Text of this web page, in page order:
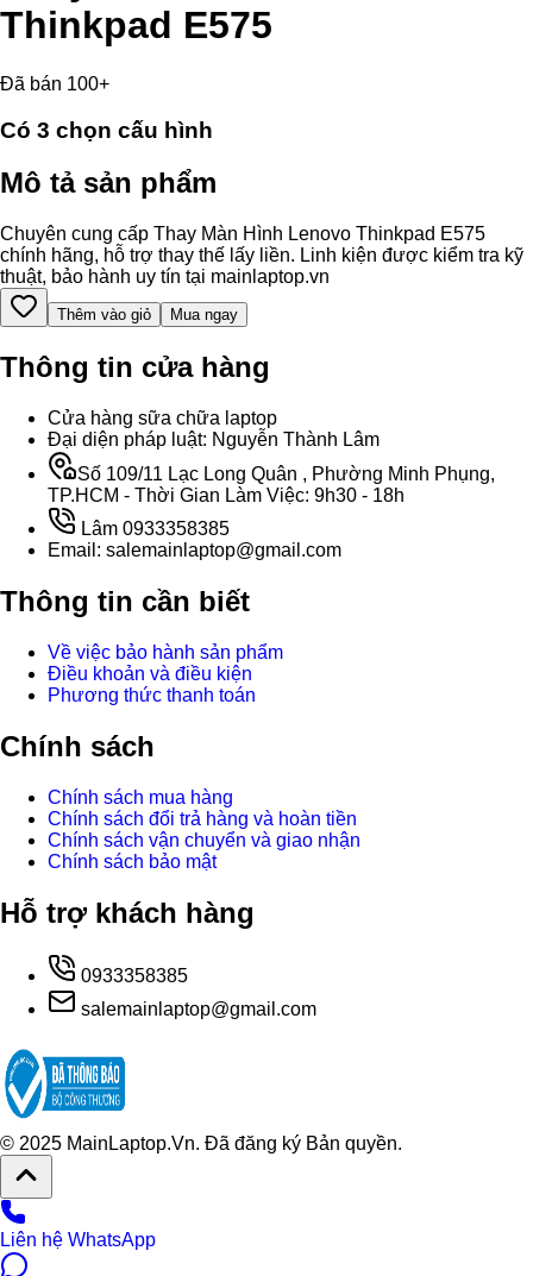
Thinkpad E575
Đã bán 100+
Có 3 chọn cấu hình
Mô tả sản phẩm
Chuyên cung cấp Thay Màn Hình Lenovo Thinkpad E575
chính hãng, hỗ trợ thay thế lấy liền. Linh kiện được kiểm tra kỹ
thuật, bảo hành uy tín tại mainlaptop.vn
Thêm vào giỏ Mua ngay
Thông tin cửa hàng
Cửa hàng sữa chữa laptop
Đại diện pháp luật: Nguyễn Thành Lâm
Số 109/11 Lạc Long Quân , Phường Minh Phụng,
TP.HCM - Thời Gian Làm Việc: 9h30 - 18h
Lâm 0933358385
Email: salemainlaptop@gmail.com
Thông tin cần biết
Về việc bảo hành sản phẩm
Điều khoản và điều kiện
Phương thức thanh toán
Chính sách
Chính sách mua hàng
Chính sách đổi trả hàng và hoàn tiền
Chính sách vận chuyển và giao nhận
Chính sách bảo mật
Hỗ trợ khách hàng
0933358385
salemainlaptop@gmail.com
© 2025 MainLaptop.Vn. Đã đăng ký Bản quyền.
Liên hệ WhatsApp